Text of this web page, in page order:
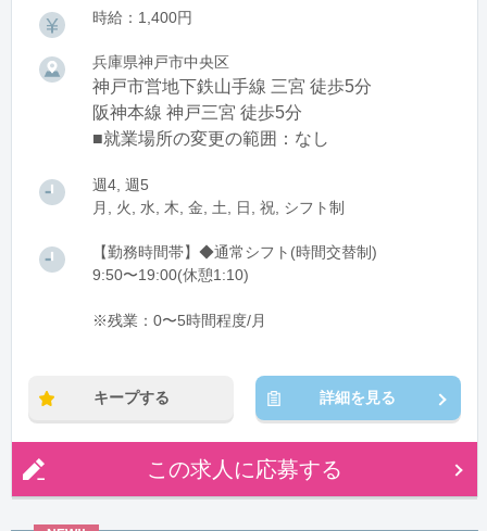
時給：1,400円
兵庫県神戸市中央区
神戸市営地下鉄山手線 三宮 徒歩5分
阪神本線 神戸三宮 徒歩5分
■就業場所の変更の範囲：なし
週4, 週5
月, 火, 水, 木, 金, 土, 日, 祝, シフト制
【勤務時間帯】◆通常シフト(時間交替制)
9:50〜19:00(休憩1:10)
※残業：0〜5時間程度/月
キープする 詳細を見る
この求人に応募する